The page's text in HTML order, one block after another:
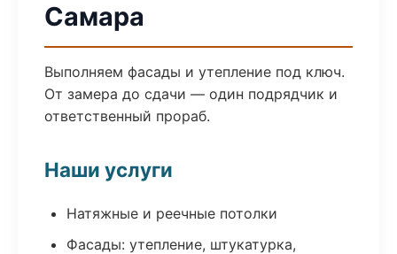
Самара
Выполняем фасады и утепление под ключ.
От замера до сдачи — один подрядчик и
ответственный прораб.
Наши услуги
Натяжные и реечные потолки
Фасады: утепление, штукатурка,